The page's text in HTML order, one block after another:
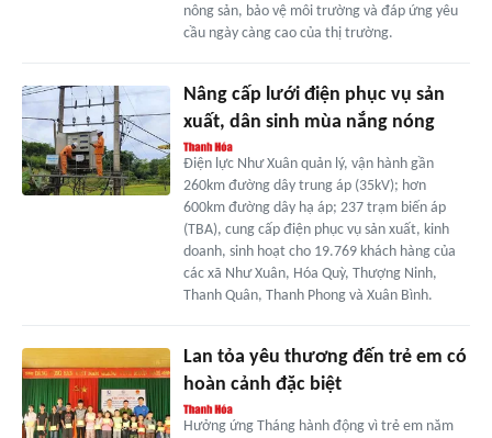
nông sản, bảo vệ môi trường và đáp ứng yêu
cầu ngày càng cao của thị trường.
Nâng cấp lưới điện phục vụ sản
xuất, dân sinh mùa nắng nóng
Điện lực Như Xuân quản lý, vận hành gần
260km đường dây trung áp (35kV); hơn
600km đường dây hạ áp; 237 trạm biến áp
(TBA), cung cấp điện phục vụ sản xuất, kinh
doanh, sinh hoạt cho 19.769 khách hàng của
các xã Như Xuân, Hóa Quỳ, Thượng Ninh,
Thanh Quân, Thanh Phong và Xuân Bình.
Lan tỏa yêu thương đến trẻ em có
hoàn cảnh đặc biệt
Hưởng ứng Tháng hành động vì trẻ em năm